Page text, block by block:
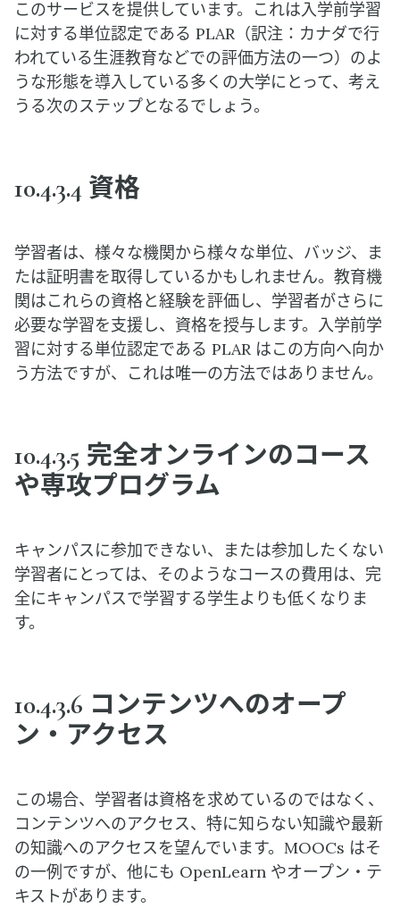
このサービスを提供しています。これは入学前学習
に対する単位認定である PLAR（訳注：カナダで行
われている生涯教育などでの評価方法の一つ）のよ
うな形態を導入している多くの大学にとって、考え
うる次のステップとなるでしょう。
10.4.3.4 資格
学習者は、様々な機関から様々な単位、バッジ、ま
たは証明書を取得しているかもしれません。教育機
関はこれらの資格と経験を評価し、学習者がさらに
必要な学習を支援し、資格を授与します。入学前学
習に対する単位認定である PLAR はこの方向へ向か
う方法ですが、これは唯一の方法ではありません。
10.4.3.5 完全オンラインのコース
や専攻プログラム
キャンパスに参加できない、または参加したくない
学習者にとっては、そのようなコースの費用は、完
全にキャンパスで学習する学生よりも低くなりま
す。
10.4.3.6 コンテンツへのオープ
ン・ アクセス
この場合、学習者は資格を求めているのではなく、
コンテンツへのアクセス、特に知らない知識や最新
の知識へのアクセスを望んでいます。MOOCs はそ
の一例ですが、他にも OpenLearn やオープン・テ
キストがあります。